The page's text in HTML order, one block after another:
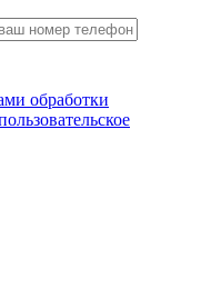
обработки